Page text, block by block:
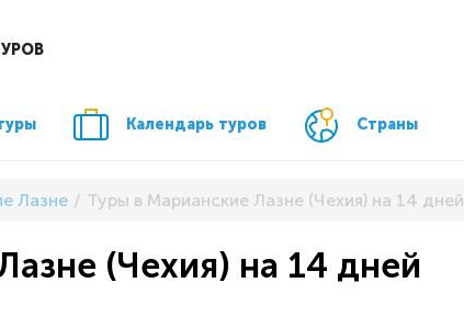
Календарь туров Страны
Лазне Туры в Марианские Лазне (Чехия) на 14 дней
(Чехия) на 14 дней